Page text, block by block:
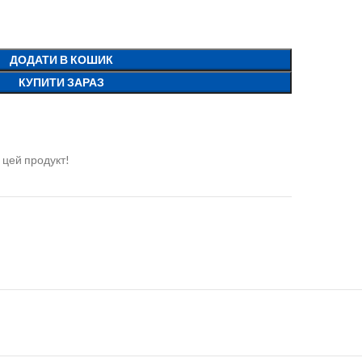
ДОДАТИ В КОШИК
КУПИТИ ЗАРАЗ
продукт!